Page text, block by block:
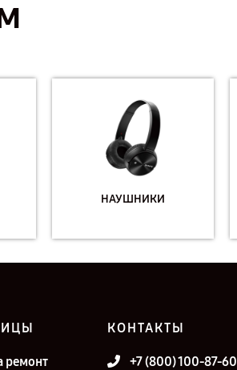
НАУШНИКИ
ремонт
КОНТАКТЫ
+7 (800) 100-87-60